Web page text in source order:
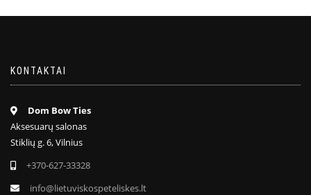
KONTAKTAI
Dom Bow Ties
Aksesuarų salonas
Stiklių g. 6, Vilnius
+370-627-33328
info@lietuviskospeteliskes.lt